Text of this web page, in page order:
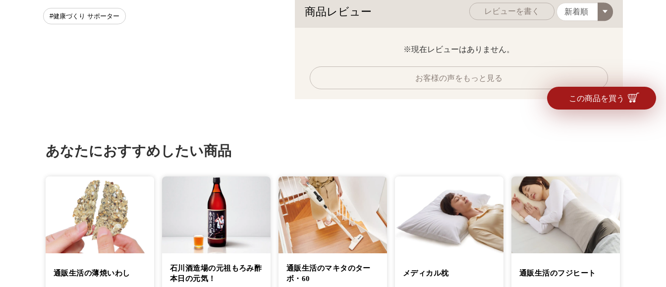
#健康づくり サポーター 商品レビュー レビューを書く
※現在レビューはありません。
お客様の声をもっと見る
この商品を買う
あなたにおすすめしたい商品
通販生活の薄焼いわし
石川酒造場の元祖もろみ酢
本日の元気！
通販生活のマキタのター
ボ・60
メディカル枕 通販生活のフジヒート